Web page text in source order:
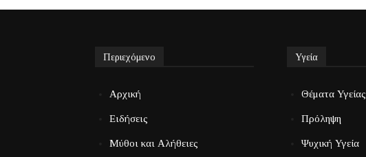
Περιεχόμενο
Αρχική
Ειδήσεις
Μύθοι και Αλήθειες
Υγεία
Θέματα Υγείας
Πρόληψη
Ψυχική Υγεία